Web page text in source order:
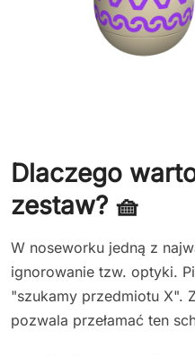
Dlaczego
zestaw? 🧺
W noseworku jedną z
ignorowanie tzw. optyki.
"szukamy przedmiotu X".
pozwala przełamać ten